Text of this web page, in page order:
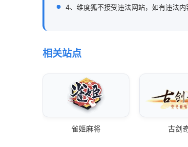
4、维度狐不接受违法网站，如有违法内
相关站点
雀姬麻将 古剑